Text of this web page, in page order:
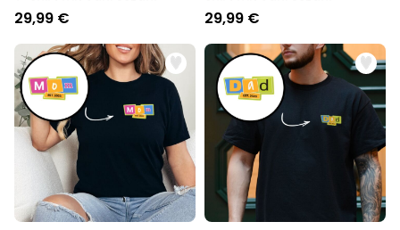
29,99 € 29,99 €